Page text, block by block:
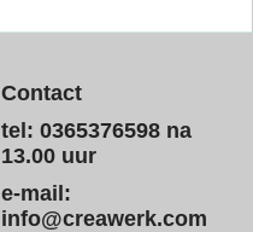
Contact
tel: 0365376598 na
13.00 uur
e-mail:
info@creawerk.com